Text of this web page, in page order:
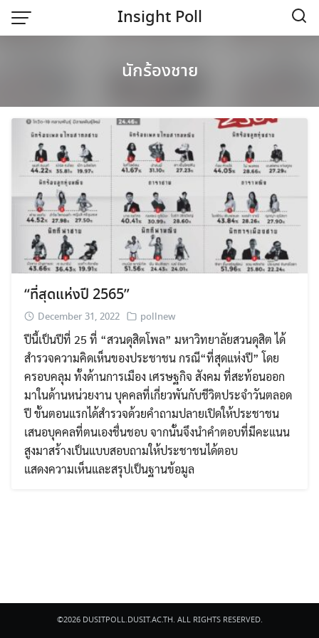
Skip
Insight Poll
Search
for: Search
นักร้องชาย
“ที่สุดแห่งปี 2565”
December 31, 2022 pollnew
ปีนี้เป็นปีที่ 25 ที่ “สวนดุสิตโพล” มหาวิทยาลัยสวนดุสิต ได้
สำรวจความคิดเห็นของประชาชน กรณี“ที่สุดแห่งปี” โดย
ครอบคลุม ทั้งด้านการเมือง เศรษฐกิจ สังคม ที่สะท้อนออก
มาในด้านหน่วยงาน บุคคลที่เกี่ยวพันกับชีวิตประจำวันตลอด
ปี ขั้นตอนแรกได้สำรวจด้วยคำถามปลายเปิดให้ประชาชน
เสนอบุคคลที่ตนเองชื่นชอบ จากนั้นจึงนำคำตอบที่มีคะแนน
สูงมาสร้างเป็นแบบสอบถามให้ประชาชนได้ตอบ
แสดงความเห็นและสรุปเป็นฐานข้อมูล
©2026 DUSITPOLL.DUSIT.AC.TH. ALL RIGHTS RESERVED.